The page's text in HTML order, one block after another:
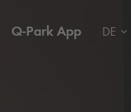
Q-Park App DE